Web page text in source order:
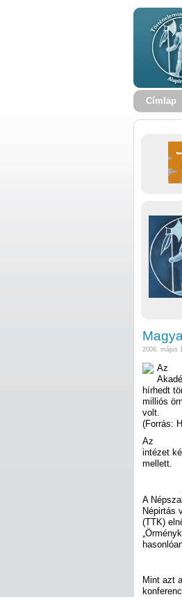
Címlap
2006. május
Az
hírhedt
milliós
volt.
(Forrás:
Az
intézet
mellett.
A
Népirtás
(TTK)
Mint azt